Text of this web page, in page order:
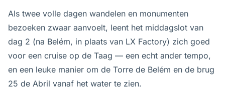
Als twee volle dagen wandelen en monumenten
bezoeken zwaar aanvoelt, leent het middagslot van
dag 2 (na Belém, in plaats van LX Factory) zich goed
voor een cruise op de Taag — een echt ander tempo,
en een leuke manier om de Torre de Belém en de brug
25 de Abril vanaf het water te zien.